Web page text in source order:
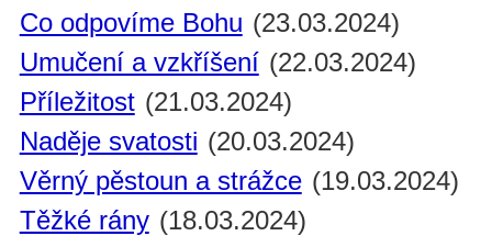
Co odpovíme Bohu (23.03.2024)
Umučení a vzkříšení (22.03.2024)
Příležitost (21.03.2024)
Naděje svatosti (20.03.2024)
Věrný pěstoun a strážce (19.03.2024)
Těžké rány (18.03.2024)